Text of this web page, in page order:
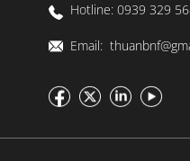
Hotline: 0939 329
Email: